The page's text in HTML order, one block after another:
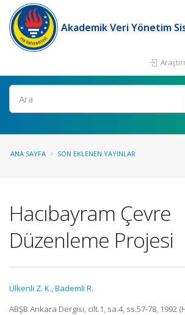
Akademik Veri Yönetim
Ara
ANA SAYFA SON EKLENEN YAYINLAR
Hacıbayram Çevre
Düzenleme Projesi
Ülkenli Z. K.,Bademli R.
ABŞB Ankara Dergisi, cilt.1, sa.4, ss.57-78, 1992